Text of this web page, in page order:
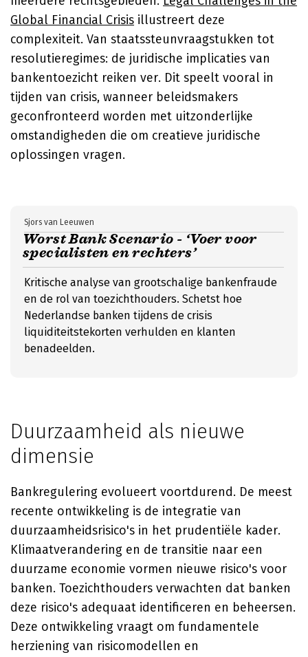
Global Financial Crisis illustreert deze
complexiteit. Van staatssteunvraagstukken tot
resolutieregimes: de juridische implicaties van
bankentoezicht reiken ver. Dit speelt vooral in
tijden van crisis, wanneer beleidsmakers
geconfronteerd worden met uitzonderlijke
omstandigheden die om creatieve juridische
oplossingen vragen.
Worst Bank Scenario - ‘Voer voor
specialisten en rechters’
Sjors van Leeuwen
Kritische analyse van grootschalige bankenfraude
en de rol van toezichthouders. Schetst hoe
Nederlandse banken tijdens de crisis
liquiditeitstekorten verhulden en klanten
benadeelden.
Duurzaamheid als nieuwe
dimensie
Bankregulering evolueert voortdurend. De meest
recente ontwikkeling is de integratie van
duurzaamheidsrisico's in het prudentiële kader.
Klimaatverandering en de transitie naar een
duurzame economie vormen nieuwe risico's voor
banken. Toezichthouders verwachten dat banken
deze risico's adequaat identificeren en beheersen.
Deze ontwikkeling vraagt om fundamentele
herziening van risicomodellen en